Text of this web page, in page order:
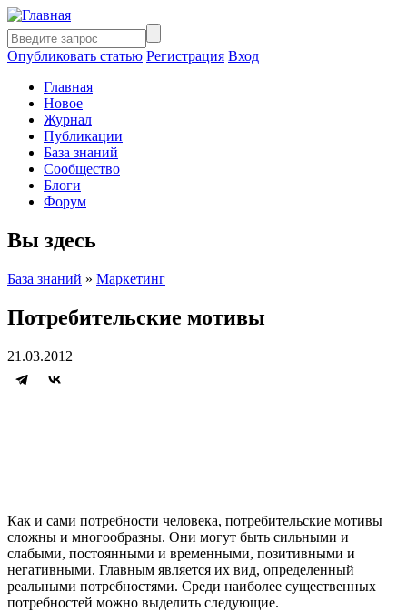
Опубликовать статью Регистрация Вход
Главная
Новое
Журнал
Публикации
База знаний
Сообщество
Блоги
Форум
Вы здесь
База знаний » Маркетинг
Потребительские мотивы
21.03.2012
Как и сами потребности человека, потребительские мотивы
сложны и многообразны. Они могут быть сильными и
слабыми, постоянными и временными, позитивными и
негативными. Главным является их вид, определенный
реальными потребностями. Среди наиболее существенных
потребностей можно выделить следующие.